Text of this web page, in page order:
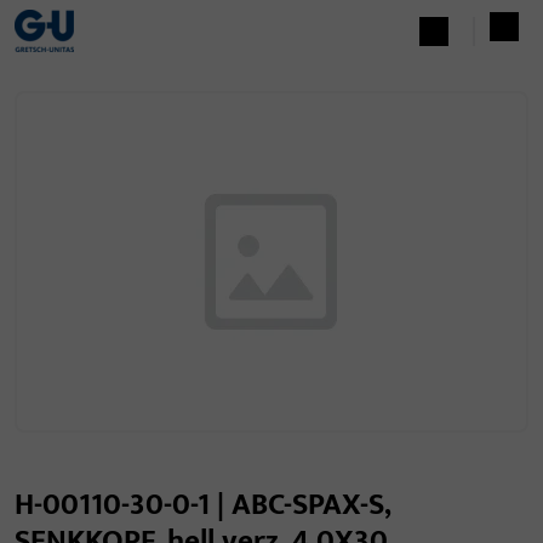
H-00110-30-0-1 | ABC-SPAX-S,